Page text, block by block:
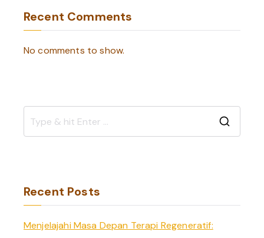
Recent Comments
No comments to show.
Recent Posts
Menjelajahi Masa Depan Terapi Regeneratif: